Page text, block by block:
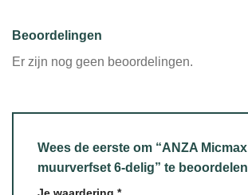
Beoordelingen
Er zijn nog geen beoordelingen.
Wees de eerste om “ANZA Micmax
muurverfset 6-delig” te beoordelen
Je waardering *